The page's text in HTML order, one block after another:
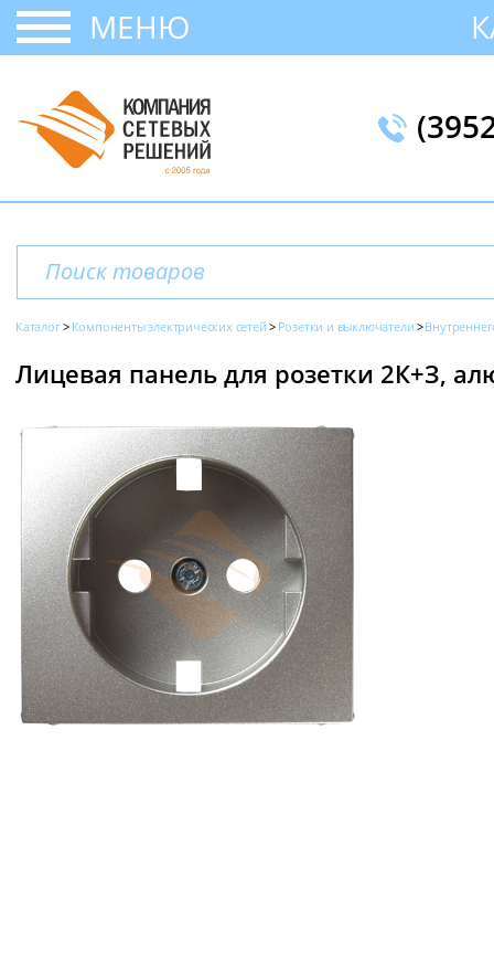
МЕНЮ
Каталог Компоненты электрических сетей Розетки и выключатели
Лицевая панель для розетки 2К+З,